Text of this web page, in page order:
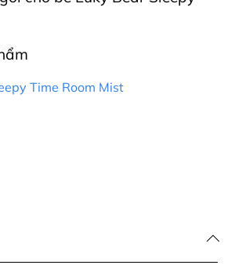
Time Room Mist